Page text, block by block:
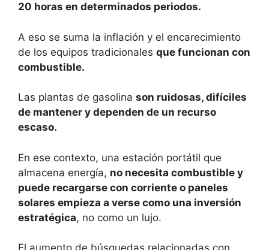
20 horas en determinados periodos.
A eso se suma la inflación y el encarecimiento
de los equipos tradicionales que funcionan con
combustible.
Las plantas de gasolina son ruidosas, difíciles
de mantener y dependen de un recurso
escaso.
En ese contexto, una estación portátil que
almacena energía, no necesita combustible y
puede recargarse con corriente o paneles
solares empieza a verse como una inversión
estratégica, no como un lujo.